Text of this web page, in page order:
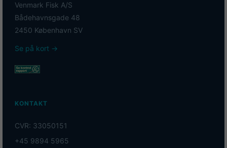
Venmark Fisk A/S
Bådehavnsgade 48
2450 København SV
Se på kort →
KONTAKT
CVR: 33050151
+45 9894 5965